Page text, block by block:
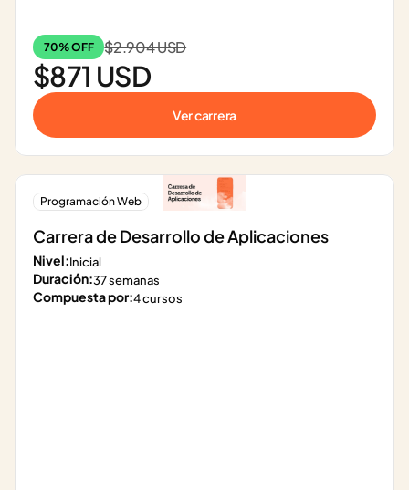
70% OFF $2.904 USD
$871 USD
Ver carrera
Programación Web
Carrera de Desarrollo de Aplicaciones
Nivel:Inicial
Duración:37 semanas
Compuesta por:4 cursos